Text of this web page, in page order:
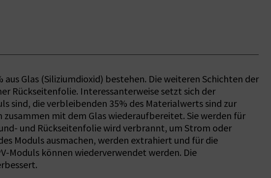
Glas (Siliziumdioxid) bestehen. Die weiteren Schichten der
Rückseitenfolie. Interessanterweise setzt sich der
sind, die verbleibenden 35% des Materialwerts sind zur
mit dem Glas wiederaufbereitet. Sie werden für
und Rückseitenfolie wird verbrannt, um Strom oder
Moduls ausmachen, werden extrahiert und für die
Moduls können wiederverwendet werden. Die